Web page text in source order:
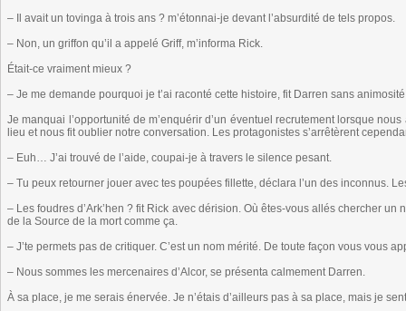
– Il avait un tovinga à trois ans ? m’étonnai-je devant l’absurdité de tels propos.
– Non, un griffon qu’il a appelé Griff, m’informa Rick.
Était-ce vraiment mieux ?
– Je me demande pourquoi je t’ai raconté cette histoire, fit Darren sans
Je manquai l’opportunité de m’enquérir d’un éventuel recrutement lorsque
lieu et nous fit oublier notre conversation. Les protagonistes s’arrêtèrent
– Euh… J’ai trouvé de l’aide, coupai-je à travers le silence pesant.
– Tu peux retourner jouer avec tes poupées fillette, déclara l’un des inconnus.
– Les foudres d’Ark’hen ? fit Rick avec dérision. Où êtes-vous allés chercher
de la Source de la mort comme ça.
– J’te permets pas de critiquer. C’est un nom mérité. De toute façon vous vous
– Nous sommes les mercenaires d’Alcor, se présenta calmement Darren.
À sa place, je me serais énervée. Je n’étais d’ailleurs pas à sa place, mais je